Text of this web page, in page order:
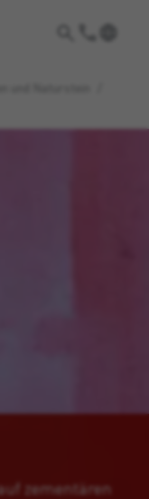
zementären